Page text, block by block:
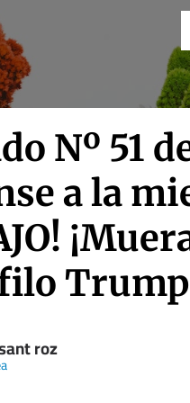
Nº 51
a la
roz